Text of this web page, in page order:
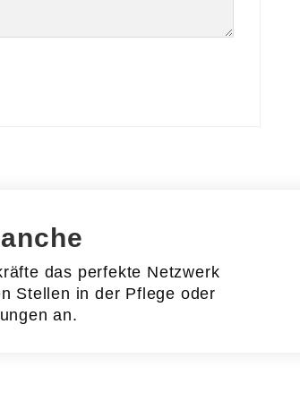
das perfekte Netzwerk
Stellen in der Pflege oder
an.